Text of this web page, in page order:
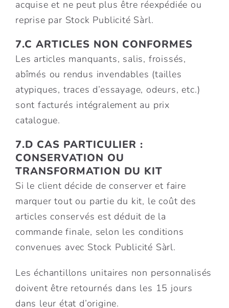
acquise et ne peut plus être réexpédiée ou
reprise par Stock Publicité Sàrl.
7.C ARTICLES NON CONFORMES
Les articles manquants, salis, froissés,
abîmés ou rendus invendables (tailles
atypiques, traces d’essayage, odeurs, etc.)
sont facturés intégralement au prix
catalogue.
7.D CAS PARTICULIER :
CONSERVATION OU
TRANSFORMATION DU KIT
Si le client décide de conserver et faire
marquer tout ou partie du kit, le coût des
articles conservés est déduit de la
commande finale, selon les conditions
convenues avec Stock Publicité Sàrl.
Les échantillons unitaires non personnalisés
doivent être retournés dans les 15 jours
dans leur état d’origine.